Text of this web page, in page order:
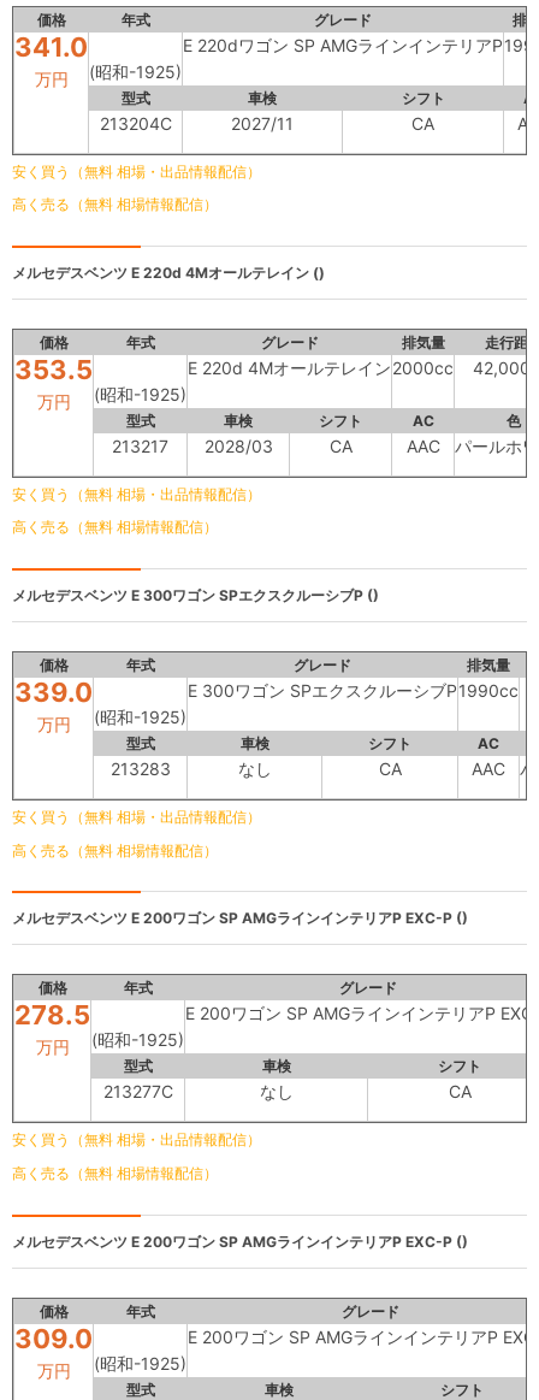
価格 年式 グレード 排
341.0
万円 (昭和-1925)
E 220dワゴン SP AMGラインインテリアP
型式 車検 シフト
213204C 2027/11 CA
安く買う（無料 相場・出品情報配信）
高く売る（無料 相場情報配信）
メルセデスベンツ E 220d 4Mオールテレイン ()
価格 年式 グレード 排気量 走行距
353.5
万円 (昭和-1925)
E 220d 4Mオールテレイン2000cc
型式 車検 シフト AC 色
213217 2028/03 CA AAC パールホ
安く買う（無料 相場・出品情報配信）
高く売る（無料 相場情報配信）
メルセデスベンツ E 300ワゴン SPエクスクルーシブP ()
価格 年式 グレード 排気量
339.0
万円 (昭和-1925)
E 300ワゴン SPエクスクルーシブP1990cc
型式 車検 シフト AC
213283 なし CA AAC
安く買う（無料 相場・出品情報配信）
高く売る（無料 相場情報配信）
メルセデスベンツ E 200ワゴン SP AMGラインインテリアP EXC-P ()
価格 年式 グレード
278.5
万円 (昭和-1925)
E 200ワゴン SP AMGラインインテリアP
型式 車検 シフト
213277C なし CA
安く買う（無料 相場・出品情報配信）
高く売る（無料 相場情報配信）
メルセデスベンツ E 200ワゴン SP AMGラインインテリアP EXC-P ()
価格 年式 グレード
309.0
万円 (昭和-1925)
E 200ワゴン SP AMGラインインテリアP
型式 車検 シフト